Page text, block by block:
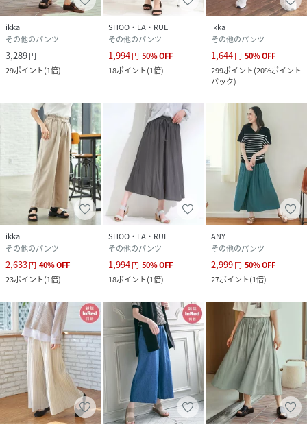
ikka
その他のパンツ
3,289円
29ポイント(1倍)
SHOO・LA・RUE
その他のパンツ
1,994円 50%OFF
18ポイント(1倍)
ikka
その他のパンツ
1,644円 50%OFF
299ポイント(20%ポイント
バック)
ikka
その他のパンツ
2,633円 40%OFF
23ポイント(1倍)
SHOO・LA・RUE
その他のパンツ
1,994円 50%OFF
18ポイント(1倍)
ANY
その他のパンツ
2,999円 50%OFF
27ポイント(1倍)